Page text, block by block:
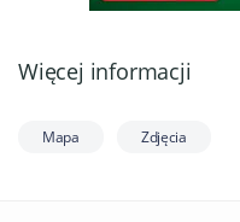
Więcej informacji
Mapa Zdjęcia